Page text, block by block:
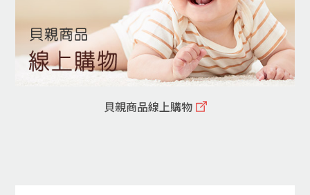
貝親商品線上購物